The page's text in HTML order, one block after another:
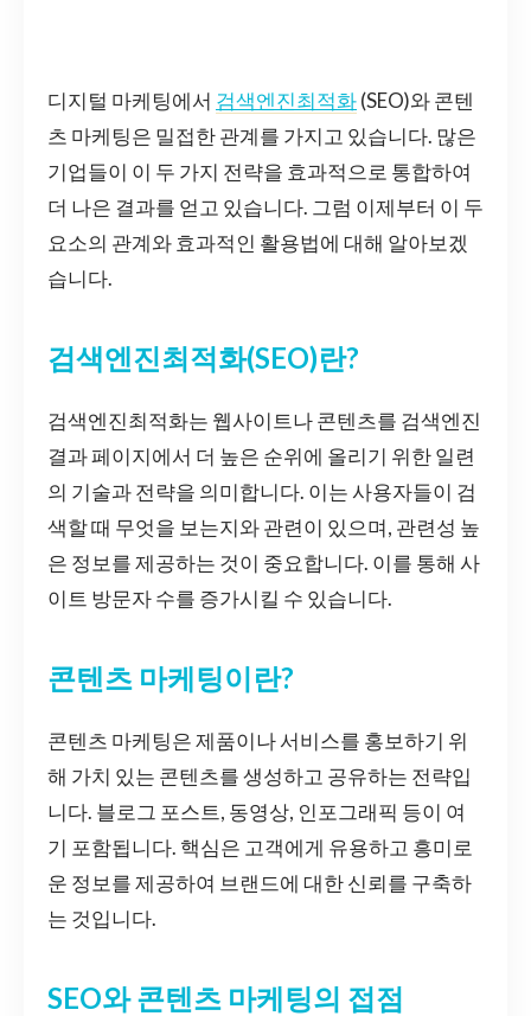
디지털 마케팅에서 검색엔진최적화(SEO)와 콘텐
츠 마케팅은 밀접한 관계를 가지고 있습니다. 많은
기업들이 이 두 가지 전략을 효과적으로 통합하여
더 나은 결과를 얻고 있습니다. 그럼 이제부터 이 두
요소의 관계와 효과적인 활용법에 대해 알아보겠
습니다.
검색엔진최적화(SEO)란?
검색엔진최적화는 웹사이트나 콘텐츠를 검색엔진
결과 페이지에서 더 높은 순위에 올리기 위한 일련
의 기술과 전략을 의미합니다. 이는 사용자들이 검
색할 때 무엇을 보는지와 관련이 있으며, 관련성 높
은 정보를 제공하는 것이 중요합니다. 이를 통해 사
이트 방문자 수를 증가시킬 수 있습니다.
콘텐츠 마케팅이란?
콘텐츠 마케팅은 제품이나 서비스를 홍보하기 위
해 가치 있는 콘텐츠를 생성하고 공유하는 전략입
니다. 블로그 포스트, 동영상, 인포그래픽 등이 여
기 포함됩니다. 핵심은 고객에게 유용하고 흥미로
운 정보를 제공하여 브랜드에 대한 신뢰를 구축하
는 것입니다.
SEO와 콘텐츠 마케팅의 접점